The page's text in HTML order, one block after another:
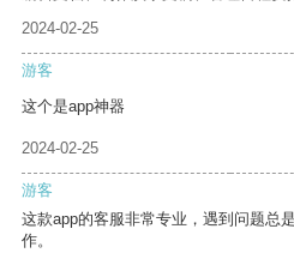
2024-02-25
游客
这个是app神器
2024-02-25
游客
这款app的客服非常专业，遇到问题总
作。